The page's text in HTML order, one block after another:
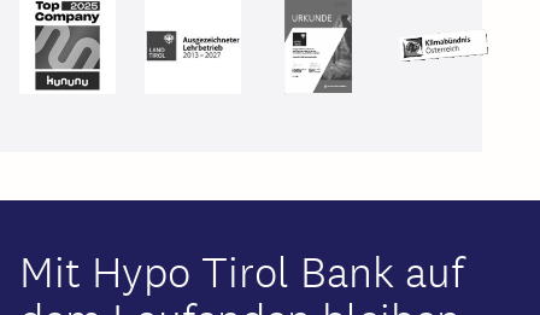
Mit Hypo Tirol Bank auf